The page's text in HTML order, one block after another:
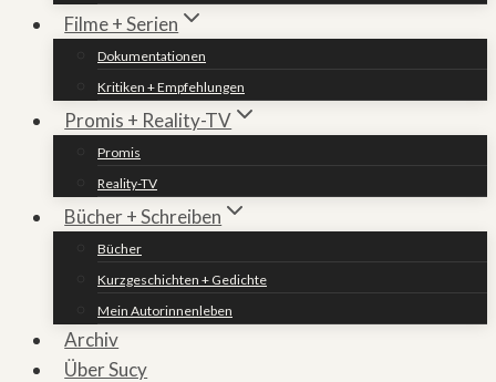
Filme + Serien
Dokumentationen
Kritiken + Empfehlungen
Promis + Reality-TV
Promis
Reality-TV
Bücher + Schreiben
Bücher
Kurzgeschichten + Gedichte
Mein Autorinnenleben
Archiv
Über Sucy